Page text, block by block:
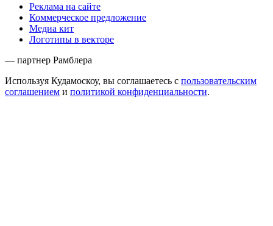
Реклама на сайте
Коммерческое предложение
Медиа кит
Логотипы в векторе
— партнер Рамблера
Используя Кудамоскоу, вы соглашаетесь с пользовательским
соглашением и политикой конфиденциальности.